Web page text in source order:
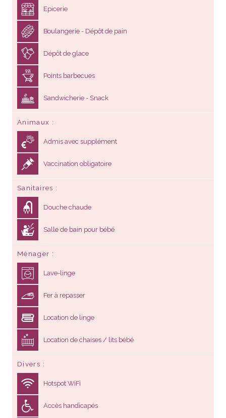
Epicerie
Boulangerie - Dépôt de pain
Dépôt de glace
Points barbecues
Sandwicherie - Snack
Animaux
Admis avec supplément
Vaccination obligatoire
Sanitaires
Douche chaude
Salle de bain pour bébé
Ménager
Lave-linge
Fer à repasser
Location de linge
Location de chaises / lits bébé
Divers
Hotspot WiFi
Accès handicapés